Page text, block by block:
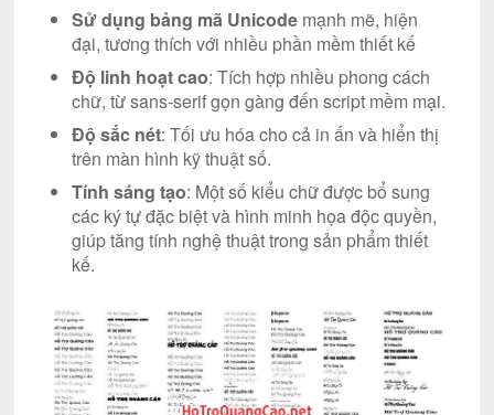
Sử dụng bảng mã Unicode mạnh mẽ, hiện
đại, tương thích với nhiều phần mềm thiết kế
Độ linh hoạt cao: Tích hợp nhiều phong cách
chữ, từ sans-serif gọn gàng đến script mềm mại.
Độ sắc nét: Tối ưu hóa cho cả in ấn và hiển thị
trên màn hình kỹ thuật số.
Tính sáng tạo: Một số kiểu chữ được bổ sung
các ký tự đặc biệt và hình minh họa độc quyền,
giúp tăng tính nghệ thuật trong sản phẩm thiết
kế.